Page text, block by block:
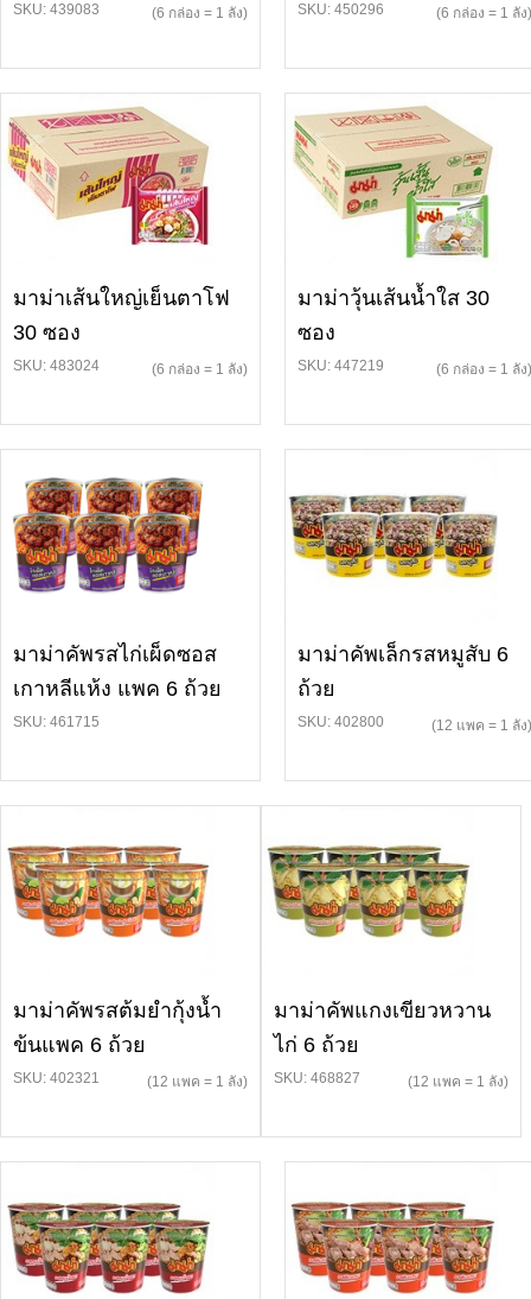
SKU: 439083 (6 กล่อง = 1 ลัง) SKU: 450296 (6 กล่อง = 1 ลัง)
มาม่าเส้นใหญ่เย็นตาโฟ
30 ซอง
SKU: 483024 (6 กล่อง = 1 ลัง)
มาม่าวุ้นเส้นน้ำใส 30
ซอง
SKU: 447219 (6 กล่อง = 1 ลัง)
มาม่าคัพรสไก่เผ็ดซอส
เกาหลีแห้ง แพค 6 ถ้วย
SKU: 461715
มาม่าคัพเล็กรสหมูสับ 6
ถ้วย
SKU: 402800 (12 แพค = 1 ลัง)
มาม่าคัพรสต้มยำกุ้งน้ำ
ข้นแพค 6 ถ้วย
SKU: 402321 (12 แพค = 1 ลัง)
มาม่าคัพแกงเขียวหวาน
ไก่ 6 ถ้วย
SKU: 468827 (12 แพค = 1 ลัง)